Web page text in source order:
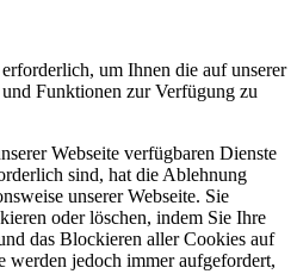
um Ihnen die auf unserer
Funktionen zur Verfügung zu
Webseite verfügbaren Dienste
sind, hat die Ablehnung
unserer Webseite. Sie
oder löschen, indem Sie Ihre
das Blockieren aller Cookies auf
werden jedoch immer aufgefordert,